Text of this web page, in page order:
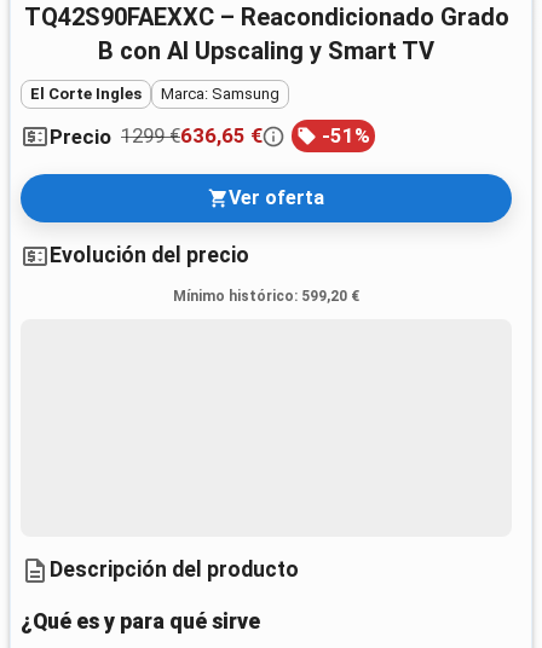
TQ42S90FAEXXC – Reacondicionado Grado
B con AI Upscaling y Smart TV
El Corte Ingles Marca: Samsung
Precio 1299 €636,65 € -51 %
Ver oferta
Evolución del precio
Mínimo histórico: 599,20 €
Descripción del producto
¿Qué es y para qué sirve